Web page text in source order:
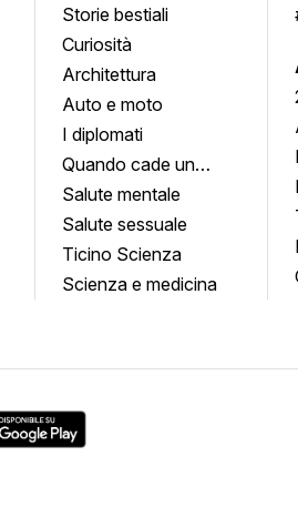
Storie bestiali
Curiosità
Architettura
Auto e moto
I diplomati
Quando cade un
quadro
Salute mentale
Salute sessuale
Ticino Scienza
Scienza e medicina